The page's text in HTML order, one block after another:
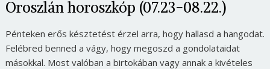
Oroszlán horoszkóp (07.23-08.22.)
Pénteken erős késztetést érzel arra, hogy hallasd a hangodat.
Felébred benned a vágy, hogy megoszd a gondolataidat
másokkal. Most valóban a birtokában vagy annak a kivételes